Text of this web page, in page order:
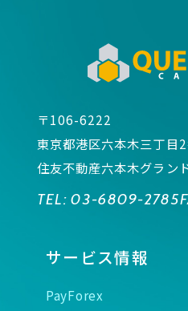
〒106-6222
東京都港区六本木三丁目
住友不動産六本木グラン
TEL: 03-6809-2785
サービス情報
PayForex